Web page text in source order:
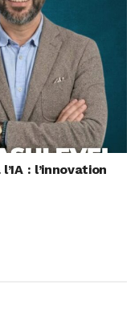
: l’innovation